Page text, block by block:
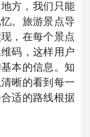
方，我们只能
。旅游景点导
，在每个景点
码，这样用户
本的信息。知
晰的看到每一
适的路线根据